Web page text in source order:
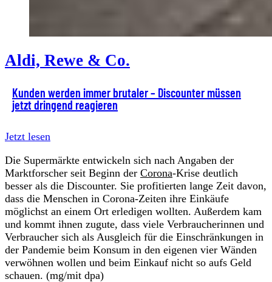
Aldi, Rewe & Co.
Kunden werden immer brutaler – Discounter müssen
jetzt dringend reagieren
Jetzt lesen
Die Supermärkte entwickeln sich nach Angaben der
Marktforscher seit Beginn der Corona-Krise deutlich
besser als die Discounter. Sie profitierten lange Zeit davon,
dass die Menschen in Corona-Zeiten ihre Einkäufe
möglichst an einem Ort erledigen wollten. Außerdem kam
und kommt ihnen zugute, dass viele Verbraucherinnen und
Verbraucher sich als Ausgleich für die Einschränkungen in
der Pandemie beim Konsum in den eigenen vier Wänden
verwöhnen wollen und beim Einkauf nicht so aufs Geld
schauen. (mg/mit dpa)